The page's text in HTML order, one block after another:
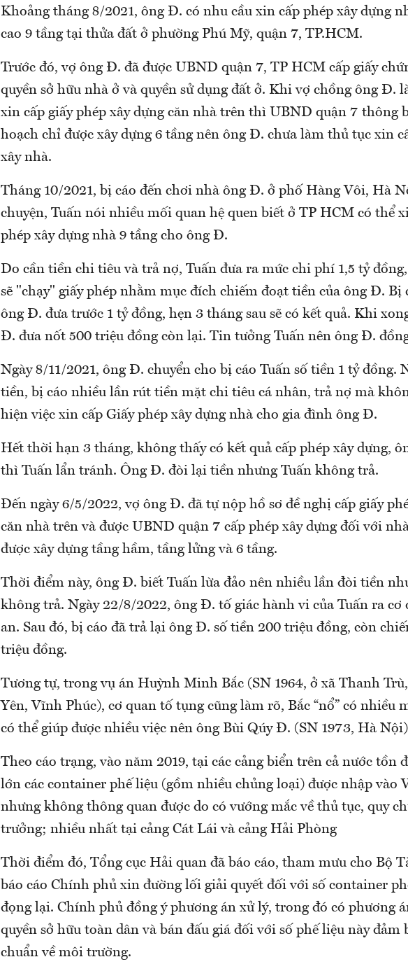
Khoảng tháng 8/2021, ông Đ. có nhu cầu xin cấp phép xây dựng
cao 9 tầng tại thửa đất ở phường Phú Mỹ, quận 7, TP.HCM.
Trước đó, vợ ông Đ. đã được UBND quận 7, TP HCM cấp giấy
quyền sở hữu nhà ở và quyền sử dụng đất ở. Khi vợ chồng ông Đ.
xin cấp giấy phép xây dựng căn nhà trên thì UBND quận 7 thông
hoạch chỉ được xây dựng 6 tầng nên ông Đ. chưa làm thủ tục xin
xây nhà.
Tháng 10/2021, bị cáo đến chơi nhà ông Đ. ở phố Hàng Vôi, Hà
chuyện, Tuấn nói nhiều mối quan hệ quen biết ở TP HCM có thể
phép xây dựng nhà 9 tầng cho ông Đ.
Do cần tiền chi tiêu và trả nợ, Tuấn đưa ra mức chi phí 1,5 tỷ
sẽ "chạy" giấy phép nhằm mục đích chiếm đoạt tiền của ông Đ. Bị
ông Đ. đưa trước 1 tỷ đồng, hẹn 3 tháng sau sẽ có kết quả. Khi
Đ. đưa nốt 500 triệu đồng còn lại. Tin tưởng Tuấn nên ông Đ.
Ngày 8/11/2021, ông Đ. chuyển cho bị cáo Tuấn số tiền 1 tỷ đồng.
tiền, bị cáo nhiều lần rút tiền mặt chi tiêu cá nhân, trả nợ mà
hiện việc xin cấp Giấy phép xây dựng nhà cho gia đình ông Đ.
Hết thời hạn 3 tháng, không thấy có kết quả cấp phép xây dựng,
thì Tuấn lẩn tránh. Ông Đ. đòi lại tiền nhưng Tuấn không trả.
Đến ngày 6/5/2022, vợ ông Đ. đã tự nộp hồ sơ đề nghị cấp giấy
căn nhà trên và được UBND quận 7 cấp phép xây dựng đối với
được xây dựng tầng hầm, tầng lửng và 6 tầng.
Thời điểm này, ông Đ. biết Tuấn lừa đảo nên nhiều lần đòi tiền
không trả. Ngày 22/8/2022, ông Đ. tố giác hành vi của Tuấn ra cơ
an. Sau đó, bị cáo đã trả lại ông Đ. số tiền 200 triệu đồng, còn
triệu đồng.
Tương tự, trong vụ án Huỳnh Minh Bắc (SN 1964, ở xã Thanh
Yên, Vĩnh Phúc), cơ quan tố tụng cũng làm rõ, Bắc “nổ” có nhiều
có thể giúp được nhiều việc nên ông Bùi Qúy Đ. (SN 1973, Hà
Theo cáo trạng, vào năm 2019, tại các cảng biển trên cả nước tồn
lớn các container phế liệu (gồm nhiều chủng loại) được nhập vào
nhưng không thông quan được do có vướng mắc về thủ tục, quy
trưởng; nhiều nhất tại cảng Cát Lái và cảng Hải Phòng
Thời điểm đó, Tổng cục Hải quan đã báo cáo, tham mưu cho Bộ
báo cáo Chính phủ xin đường lối giải quyết đối với số container
đọng lại. Chính phủ đồng ý phương án xử lý, trong đó có phương
quyền sở hữu toàn dân và bán đấu giá đối với số phế liệu này đảm
chuẩn về môi trường.